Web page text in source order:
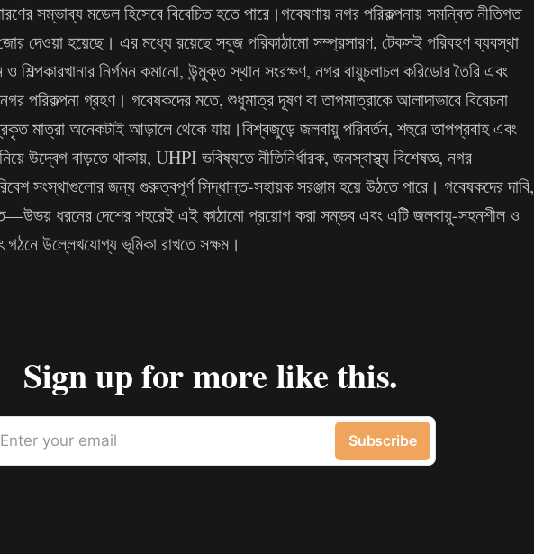
সম্ভাব্য মডেল হিসেবে বিবেচিত হতে পারে।গবেষণায় নগর পরিকল্পনায় সমন্বিত নীতিগত
দেওয়া হয়েছে। এর মধ্যে রয়েছে সবুজ পরিকাঠামো সম্প্রসারণ, টেকসই পরিবহণ ব্যবস্থা
শিল্পকারখানার নির্গমন কমানো, উন্মুক্ত স্থান সংরক্ষণ, নগর বায়ুচলাচল করিডোর তৈরি এবং
পরিকল্পনা গ্রহণ। গবেষকদের মতে, শুধুমাত্র দূষণ বা তাপমাত্রাকে আলাদাভাবে বিবেচনা
মাত্রা অনেকটাই আড়ালে থেকে যায়।বিশ্বজুড়ে জলবায়ু পরিবর্তন, শহুরে তাপপ্রবাহ এবং
উদ্বেগ বাড়তে থাকায়, UHPI ভবিষ্যতে নীতিনির্ধারক, জনস্বাস্থ্য বিশেষজ্ঞ, নগর
সংস্থাগুলোর জন্য গুরুত্বপূর্ণ সিদ্ধান্ত-সহায়ক সরঞ্জাম হয়ে উঠতে পারে। গবেষকদের দাবি,
ধরনের দেশের শহরেই এই কাঠামো প্রয়োগ করা সম্ভব এবং এটি জলবায়ু-সহনশীল ও
উল্লেখযোগ্য ভূমিকা রাখতে সক্ষম।
Sign up for more like this.
Enter your email Subscribe